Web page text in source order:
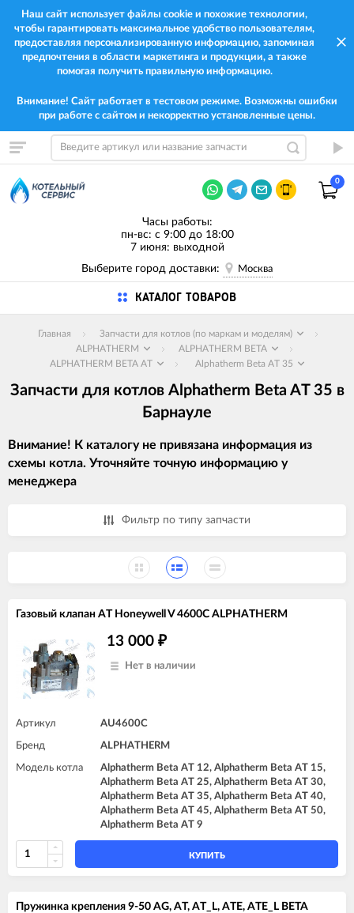
Наш сайт использует файлы cookie и похожие технологии,
чтобы гарантировать максимальное удобство пользователям,
предоставляя персонализированную информацию, запоминая
предпочтения в области маркетинга и продукции, а также
помогая получить правильную информацию.
Внимание! Сайт работает в тестовом режиме. Возможны ошибки
при работе с сайтом и некорректно установленные цены.
0
Часы работы:
пн-вс: с 9:00 до 18:00
7 июня: выходной
Выберите город доставки:
Москва
КАТАЛОГ ТОВАРОВ
Главная
Запчасти для котлов (по маркам и моделям)
ALPHATHERM
ALPHATHERM BETA
ALPHATHERM BETA AT
Alphatherm Beta AT 35
Запчасти для котлов Alphatherm Beta AT 35 в
Барнауле
Внимание! К каталогу не привязана информация из
схемы котла. Уточняйте точную информацию у
менеджера
Фильтр по типу запчасти
Газовый клапан AT Honeywell V 4600C ALPHATHERM
13 000 ₽
Нет в наличии
Артикул AU4600C
Бренд ALPHATHERM
Модель котла
Alphatherm Beta AT 12, Alphatherm Beta AT 15,
Alphatherm Beta AT 25, Alphatherm Beta AT 30,
Alphatherm Beta AT 35, Alphatherm Beta AT 40,
Alphatherm Beta AT 45, Alphatherm Beta AT 50,
Alphatherm Beta AT 9
КУПИТЬ
Пружинка крепления 9-50 AG, AT, AT_L, ATE, ATE_L BETA